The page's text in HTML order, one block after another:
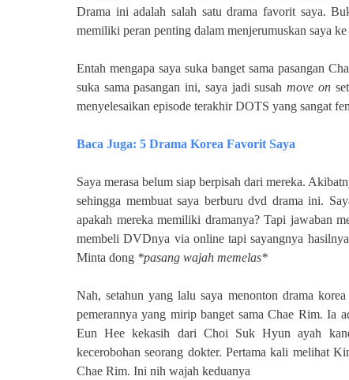
Drama ini adalah salah satu drama favorit saya.
memiliki peran penting dalam menjerumuskan saya
Entah mengapa saya suka banget sama pasangan
suka sama pasangan ini, saya jadi susahmove on
menyelesaikan episode terakhir DOTS yang sangat
Baca Juga: 5 Drama Korea Favorit Saya
Saya merasa belum siap berpisah dari mereka.
sehingga membuat saya berburu dvd drama ini. S
apakah mereka memiliki dramanya? Tapi jawaban
membeli DVDnya via online tapi sayangnya
Minta dong *pasang wajah memelas*
Nah, setahun yang lalu saya menonton drama
pemerannya yang mirip banget sama Chae Rim. Ia
Eun Hee kekasih dari Choi Suk Hyun ayah
kecerobohan seorang dokter. Pertama kali melihat
Chae Rim. Ini nih wajah keduanya